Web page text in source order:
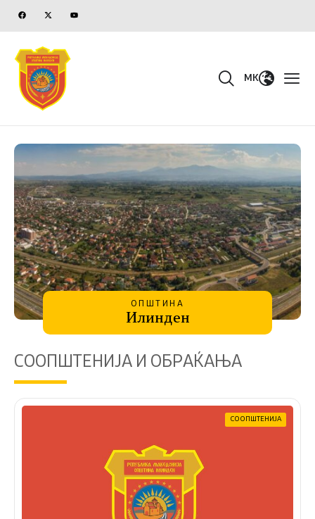
MK
ОПШТИНА
Илинден
СООПШТЕНИЈА И ОБРАЌАЊА
СООПШТЕНИЈА